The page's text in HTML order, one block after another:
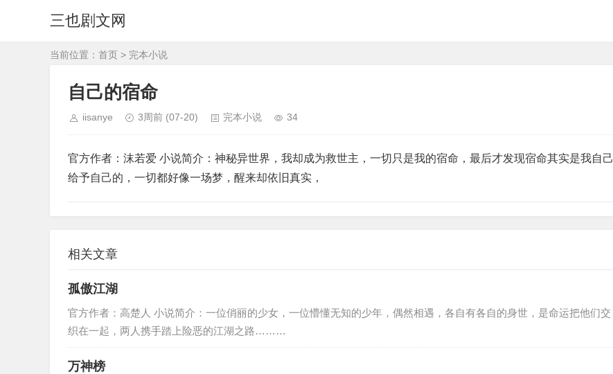
三也剧文网
当前位置： 首页 > 完本小说
自己的宿命
iisanye 3周前 (07-20) 完本小说 34
官方作者：沫若爱 小说简介：神秘异世界，我却成为救世主，一切只是我的宿命，最后才发现宿命其实是我自己
给予自己的，一切都好像一场梦，醒来却依旧真实，
相关文章
孤傲江湖
官方作者：高楚人 小说简介：一位俏丽的少女，一位懵懂无知的少年，偶然相遇，各自有各自的身世，是命运把他们交
织在一起，两人携手踏上险恶的江湖之路………
万神榜